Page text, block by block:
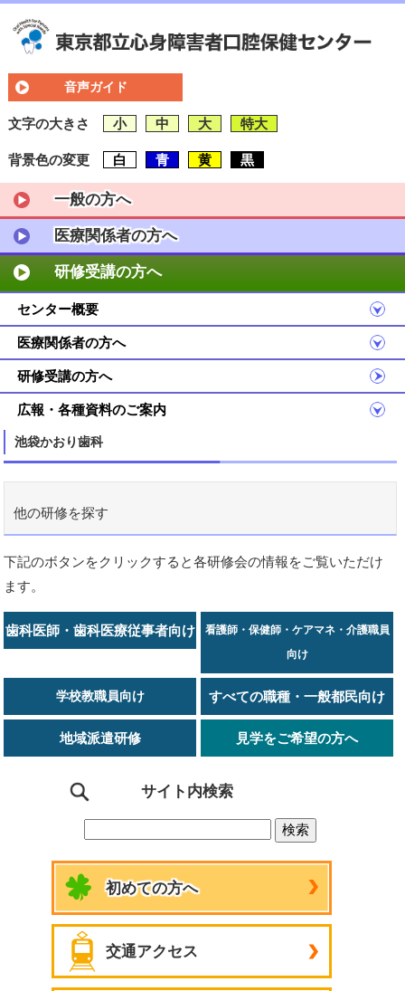
音声ガイド
文字の大きさ 小 中 大 特大
背景色の変更 白 青 黄 黒
一般の方へ
医療関係者の方へ
研修受講の方へ
センター概要
医療関係者の方へ
研修受講の方へ
広報・各種資料のご案内
池袋かおり歯科
他の研修を探す
下記のボタンをクリックすると各研修会の情報をご覧いただけ
ます。
歯科医師・歯科医療従事者向け
看護師・保健師・ケアマネ・介護職員
向け
学校教職員向け すべての職種・一般都民向け
地域派遣研修 見学をご希望の方へ
サイト内検索
初めての方へ
交通アクセス